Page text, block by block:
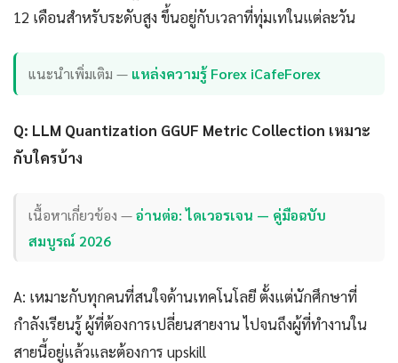
12 เดือนสำหรับระดับสูง ขึ้นอยู่กับเวลาที่ทุ่มเทในแต่ละวัน
แนะนำเพิ่มเติม — แหล่งความรู้ Forex iCafeForex
Q: LLM Quantization GGUF Metric Collection เหมาะ
กับใครบ้าง
เนื้อหาเกี่ยวข้อง —อ่านต่อ: ไดเวอรเจน — คู่มือฉบับ
สมบูรณ์ 2026
A: เหมาะกับทุกคนที่สนใจด้านเทคโนโลยี ตั้งแต่นักศึกษาที่
กำลังเรียนรู้ ผู้ที่ต้องการเปลี่ยนสายงาน ไปจนถึงผู้ที่ทำงานใน
สายนี้อยู่แล้วและต้องการ upskill